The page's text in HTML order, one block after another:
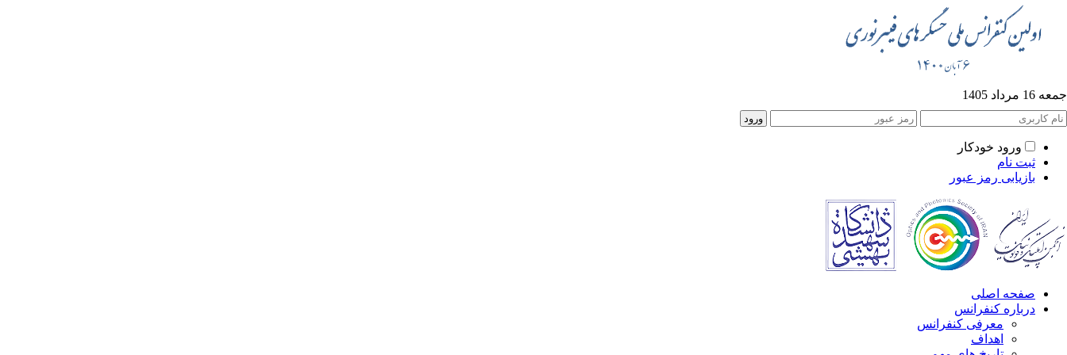
جمعه 16 مرداد 1405
ورود خودکار
ثبت نام
بازیابی رمز عبور
صفحه اصلی
درباره کنفرانس
معرفی کنفرانس
اهداف